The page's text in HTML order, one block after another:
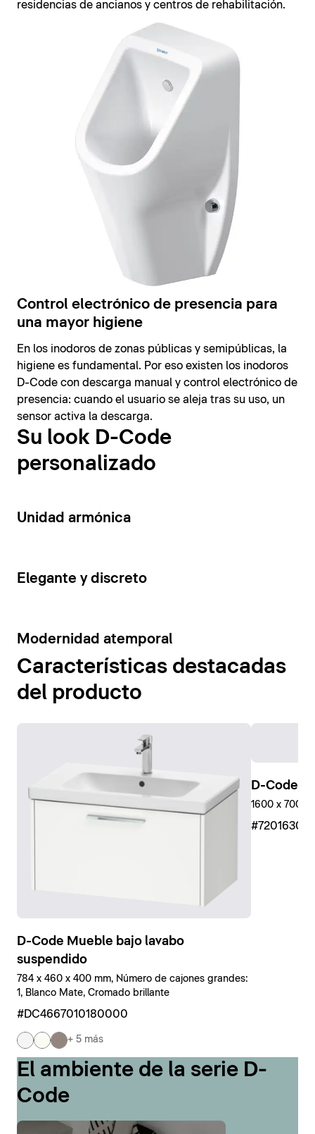
residencias de ancianos y centros de rehabilitación.
Control electrónico de presencia para
una mayor higiene
En los inodoros de zonas públicas y semipúblicas, la
higiene es fundamental. Por eso existen los inodoros
D-Code con descarga manual y control electrónico de
presencia: cuando el usuario se aleja tras su uso, un
sensor activa la descarga.
Su look D-Code
personalizado
14
Unidad armónica
15
Elegante y discreto
10
Modernidad atemporal
Características destacadas
del producto
D-Code Mueble bajo lavabo
suspendido
784 x 460 x 400 mm, Número de cajones grandes:
1, Blanco Mate, Cromado brillante
#DC4667010180000
+ 5 más
D-Code
1600 x 700
El ambiente de la serie D-
Code